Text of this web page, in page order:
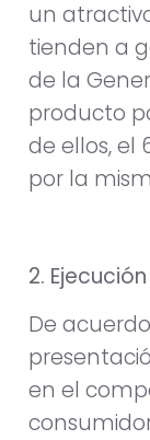
un
tienden a
de la
producto
de ellos, el
por la
2.
De
en el